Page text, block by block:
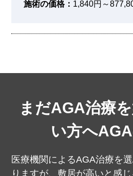
施術の価格： 1,840円～
まだAGA治療
い方へ
医療機関によるAGA治療を
りますが、敷居が高いと感